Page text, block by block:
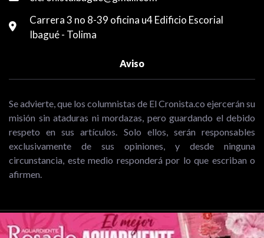
Carrera 3 no 8-39 oficina u4 Edificio Escorial
Ibagué - Tolima
Aviso
Se advierte, que los columnistas de El Cronista.co ejercerán su
misión sin ataduras ni mordazas, pero guardando el debido
respeto en sus artículos. Solo ellos, serán responsables
exclusivamente de sus opiniones, y desde ninguna
circunstancia, este medio responderá por lo que escriban o
afirmen.